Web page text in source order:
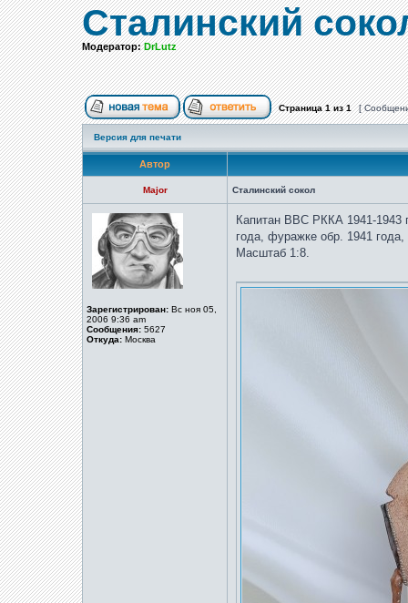
Сталинский
Модератор:DrLutz
Страница1из1 [
Версия для печати
Автор
Major Сталинский сокол
Зарегистрирован: Вс ноя 05,
2006 9:36 am
Сообщения: 5627
Откуда: Москва
Капитан ВВС РККА 1941-1943
года, фуражке обр. 1941
Масштаб 1:8.